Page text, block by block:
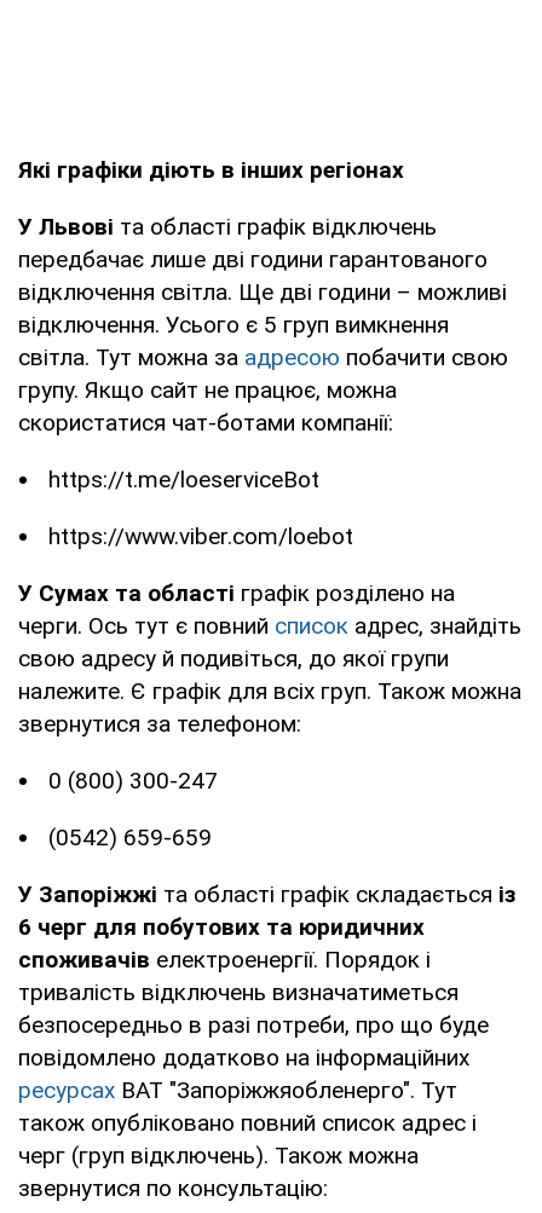
Які графіки діють в інших регіонах
У Львові та області графік відключень
передбачає лише дві години гарантованого
відключення світла. Ще дві години – можливі
відключення. Усього є 5 груп вимкнення
світла. Тут можна за адресою побачити свою
групу. Якщо сайт не працює, можна
скористатися чат-ботами компанії:
https://t.me/loeserviceBot
https://www.viber.com/loebot
У Сумах та області графік розділено на
черги. Ось тут є повний список адрес, знайдіть
свою адресу й подивіться, до якої групи
належите. Є графік для всіх груп. Також можна
звернутися за телефоном:
0 (800) 300-247
(0542) 659-659
У Запоріжжі та області графік складається із
6 черг для побутових та юридичних
споживачів електроенергії. Порядок і
тривалість відключень визначатиметься
безпосередньо в разі потреби, про що буде
повідомлено додатково на інформаційних
ресурсах ВАТ "Запоріжжяобленерго". Тут
також опубліковано повний список адрес і
черг (груп відключень). Також можна
звернутися по консультацію: